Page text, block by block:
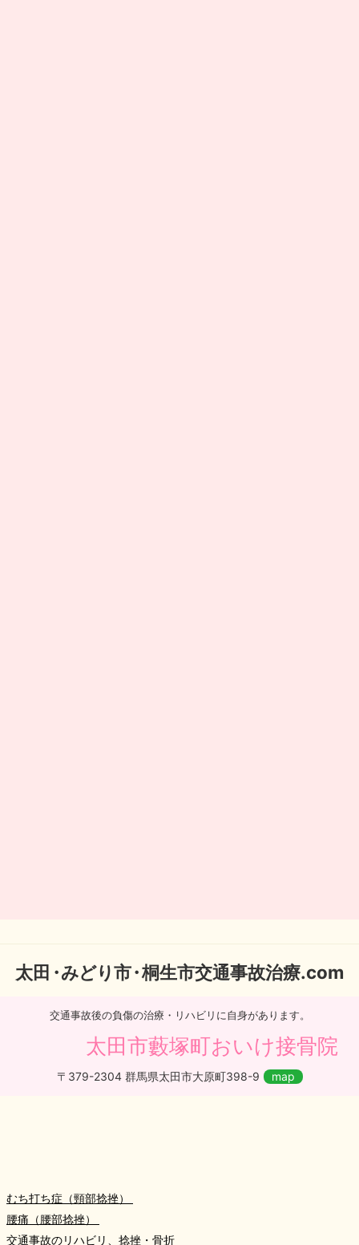
太田・みどり市・桐生市交通事故治療.com
交通事故後の負傷の治療・リハビリに自身があります。
太田市藪塚町おいけ接骨院
〒379-2304 群馬県太田市大原町398-9 map
むち打ち症（頸部捻挫）
腰痛（腰部捻挫）
交通事故のリハビリ、捻挫・骨折